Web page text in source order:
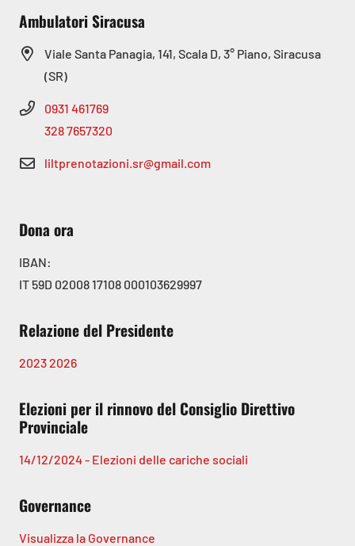
Ambulatori Siracusa
Viale Santa Panagia, 141, Scala D, 3° Piano, Siracusa
(SR)
0931 461769
328 7657320
liltprenotazioni.sr@gmail.com
Dona ora
IBAN:
IT 59D 02008 17108 000103629997
Relazione del Presidente
20232026
Elezioni per il rinnovo del Consiglio Direttivo
Provinciale
14/12/2024 - Elezioni delle cariche sociali
Governance
Visualizza la Governance